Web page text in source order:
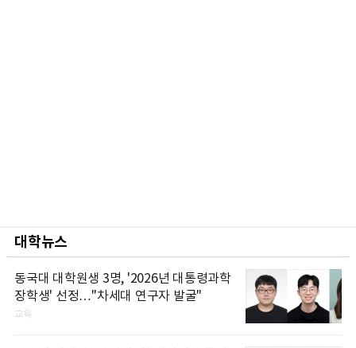
대학뉴스
동국대 대학원생 3명, '2026년 대통령과학
장학생' 선정…"차세대 연구자 발굴"
교육